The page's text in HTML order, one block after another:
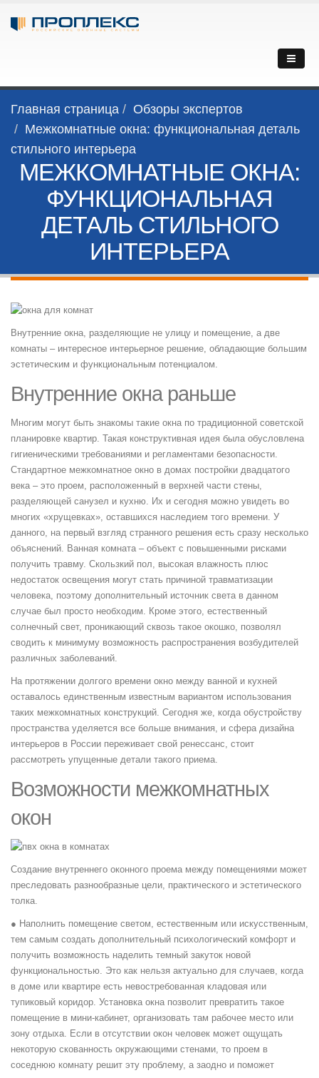
Главная страница
Обзоры экспертов
Межкомнатные окна: функциональная деталь
стильного интерьера
МЕЖКОМНАТНЫЕ ОКНА:
ФУНКЦИОНАЛЬНАЯ
ДЕТАЛЬ СТИЛЬНОГО
ИНТЕРЬЕРА
Внутренние окна, разделяющие не улицу и помещение, а две
комнаты – интересное интерьерное решение, обладающие большим
эстетическим и функциональным потенциалом.
Внутренние окна раньше
Многим могут быть знакомы такие окна по традиционной советской
планировке квартир. Такая конструктивная идея была обусловлена
гигиеническими требованиями и регламентами безопасности.
Стандартное межкомнатное окно в домах постройки двадцатого
века – это проем, расположенный в верхней части стены,
разделяющей санузел и кухню. Их и сегодня можно увидеть во
многих «хрущевках», оставшихся наследием того времени. У
данного, на первый взгляд странного решения есть сразу несколько
объяснений. Ванная комната – объект с повышенными рисками
получить травму. Скользкий пол, высокая влажность плюс
недостаток освещения могут стать причиной травматизации
человека, поэтому дополнительный источник света в данном
случае был просто необходим. Кроме этого, естественный
солнечный свет, проникающий сквозь такое окошко, позволял
сводить к минимуму возможность распространения возбудителей
различных заболеваний.
На протяжении долгого времени окно между ванной и кухней
оставалось единственным известным вариантом использования
таких межкомнатных конструкций. Сегодня же, когда обустройству
пространства уделяется все больше внимания, и сфера дизайна
интерьеров в России переживает свой ренессанс, стоит
рассмотреть упущенные детали такого приема.
Возможности межкомнатных
окон
Создание внутреннего оконного проема между помещениями может
преследовать разнообразные цели, практического и эстетического
толка.
● Наполнить помещение светом, естественным или искусственным,
тем самым создать дополнительный психологический комфорт и
получить возможность наделить темный закуток новой
функциональностью. Это как нельзя актуально для случаев, когда
в доме или квартире есть невостребованная кладовая или
тупиковый коридор. Установка окна позволит превратить такое
помещение в мини-кабинет, организовать там рабочее место или
зону отдыха. Если в отсутствии окон человек может ощущать
некоторую скованность окружающими стенами, то проем в
соседнюю комнату решит эту проблему, а заодно и поможет